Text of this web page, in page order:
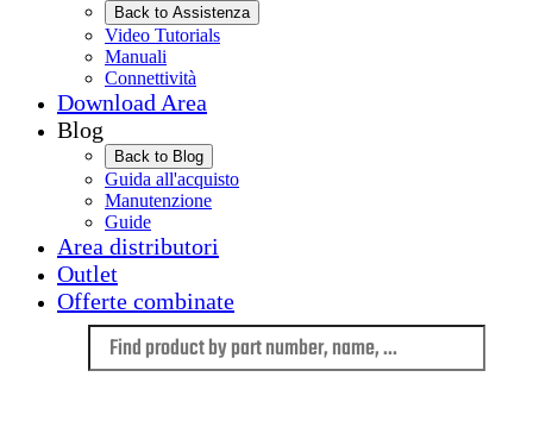
Back to Assistenza
Video Tutorials
Manuali
Connettività
Download Area
Blog
Back to Blog
Guida all'acquisto
Manutenzione
Guide
Area distributori
Outlet
Offerte combinate